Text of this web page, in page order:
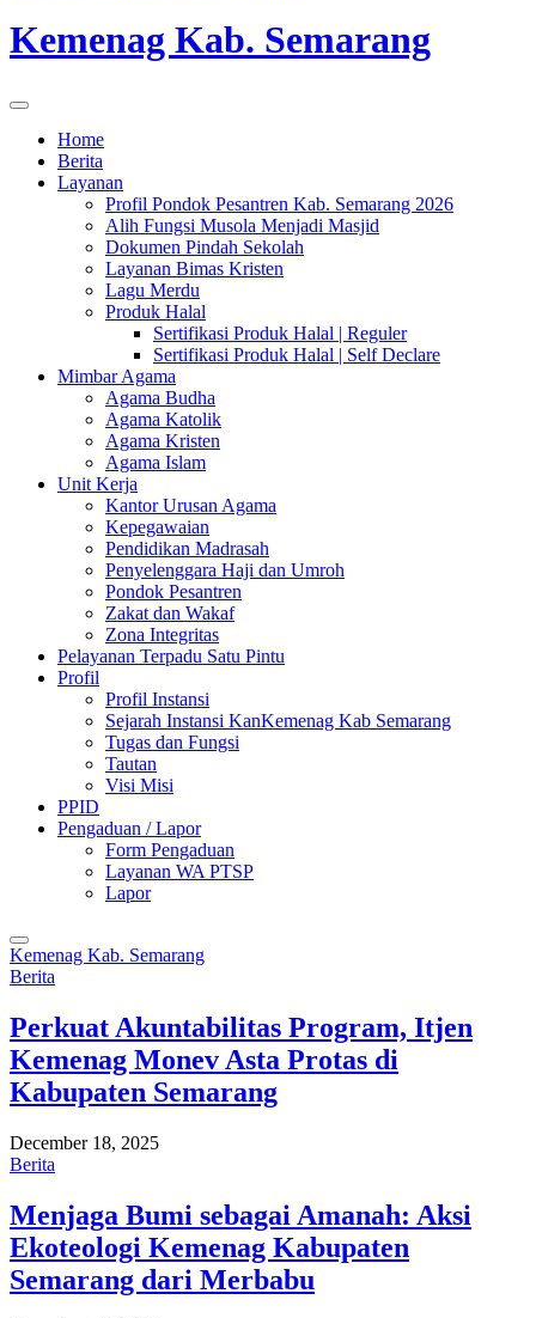
Kemenag Kab. Semarang
Home
Berita
Layanan
Profil Pondok Pesantren Kab. Semarang 2026
Alih Fungsi Musola Menjadi Masjid
Dokumen Pindah Sekolah
Layanan Bimas Kristen
Lagu Merdu
Produk Halal
Sertifikasi Produk Halal | Reguler
Sertifikasi Produk Halal | Self Declare
Mimbar Agama
Agama Budha
Agama Katolik
Agama Kristen
Agama Islam
Unit Kerja
Kantor Urusan Agama
Kepegawaian
Pendidikan Madrasah
Penyelenggara Haji dan Umroh
Pondok Pesantren
Zakat dan Wakaf
Zona Integritas
Pelayanan Terpadu Satu Pintu
Profil
Profil Instansi
Sejarah Instansi KanKemenag Kab Semarang
Tugas dan Fungsi
Tautan
Visi Misi
PPID
Pengaduan / Lapor
Form Pengaduan
Layanan WA PTSP
Lapor
Kemenag Kab. Semarang
Berita
Perkuat Akuntabilitas Program, Itjen
Kemenag Monev Asta Protas di
Kabupaten Semarang
December 18, 2025
Berita
Menjaga Bumi sebagai Amanah: Aksi
Ekoteologi Kemenag Kabupaten
Semarang dari Merbabu